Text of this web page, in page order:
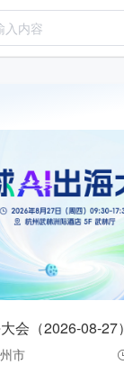
会（2026-08-27）
市